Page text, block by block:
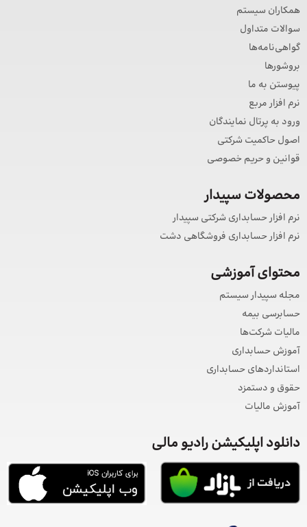
همکاران سیستم
سوالات متداول
گواهی‌نامه‌ها
بروشورها
پیوستن به ما
نرم افزار مربع
ورود به پرتال نمایندگان
اصول حاکمیت شرکتی
قوانین و حریم خصوصی
محصولات سپیدار
نرم افزار حسابداری شرکتی سپیدار
نرم افزار حسابداری فروشگاهی دشت
محتوای آموزشی
مجله سپیدار سیستم
حسابرسی بیمه
مالیات شرکت‌ها
آموزش حسابداری
استانداردهای حسابداری
حقوق و دستمزد
آموزش مالیات
دانلود اپلیکیشن رادیو مالی